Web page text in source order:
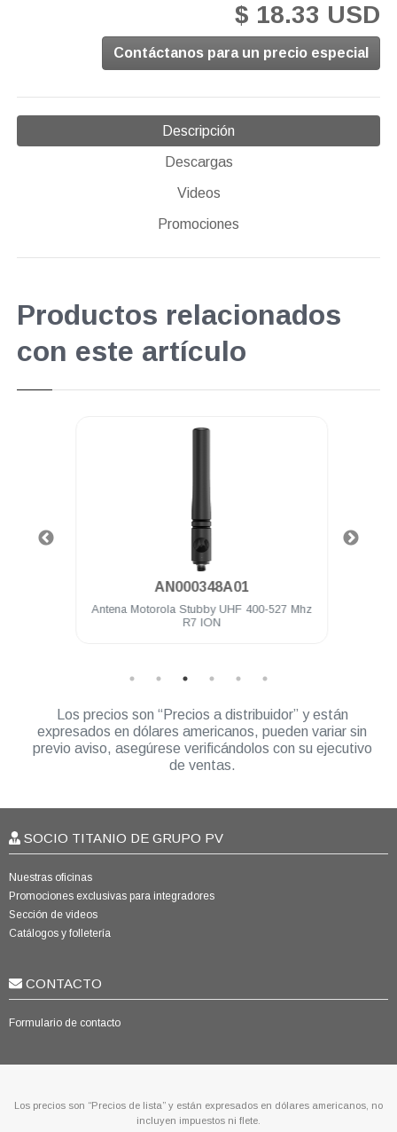
$ 18.33 USD
Contáctanos para un precio especial
Descripción
Descargas
Videos
Promociones
Productos relacionados
con este artículo
AN000348A01
Antena Motorola Stubby UHF 400-527 Mhz
R7 ION
Los precios son “Precios a distribuidor” y están
expresados en dólares americanos, pueden variar sin
previo aviso, asegúrese verificándolos con su ejecutivo
de ventas.
SOCIO TITANIO DE GRUPO PV
Nuestras oficinas
Promociones exclusivas para integradores
Sección de videos
Catálogos y folletería
CONTACTO
Formulario de contacto
Los precios son “Precios de lista” y están expresados en dólares americanos, no
incluyen impuestos ni flete.